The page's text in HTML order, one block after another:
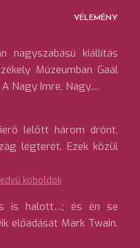
VÉLEMÉNY
nagyszabású kiállítás
Múzeumban Gaál
Nagy Imre, Nagy…
lelőtt három drónt,
légterét. Ezek közül
koboldok
is halott…; és én se
előadását Mark Twain.